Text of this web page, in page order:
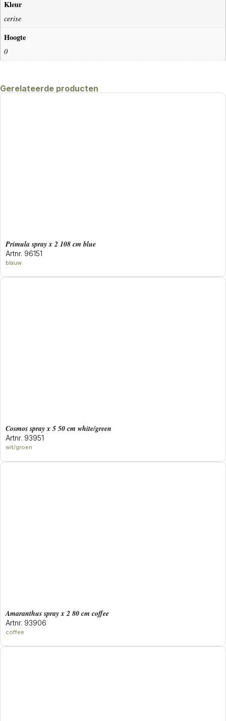
Kleur
cerise
Hoogte
0
Gerelateerde producten
primula spray x 2 108 cm blue
Artnr. 96151
blauw
cosmos spray x 5 50 cm white/green
Artnr. 93951
wit/groen
amaranthus spray x 2 80 cm coffee
Artnr. 93906
coffee